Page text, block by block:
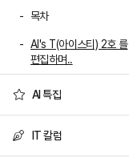
목차
AI's T(아이스티) 2호 를
편집하며..
AI 특집
IT 칼럼